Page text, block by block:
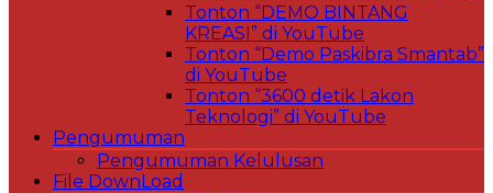
Tonton “DEMO BINTANG
KREASI” di YouTube
Tonton “Demo Paskibra Smantab”
di YouTube
Tonton “3600 detik Lakon
Teknologi” di YouTube
Pengumuman
Pengumuman Kelulusan
File DownLoad